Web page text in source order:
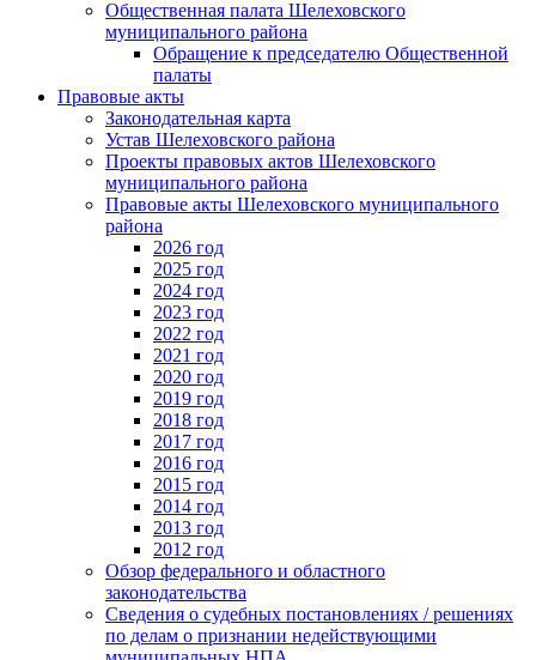
Общественная палата Шелеховского
муниципального района
Обращение к председателю Общественной
палаты
Правовые акты
Законодательная карта
Устав Шелеховского района
Проекты правовых актов Шелеховского
муниципального района
Правовые акты Шелеховского муниципального
района
2026 год
2025 год
2024 год
2023 год
2022 год
2021 год
2020 год
2019 год
2018 год
2017 год
2016 год
2015 год
2014 год
2013 год
2012 год
Обзор федерального и областного
законодательства
Сведения о судебных постановлениях / решениях
по делам о признании недействующими